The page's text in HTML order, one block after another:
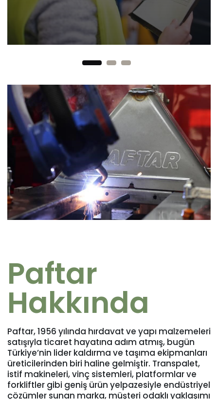
Paftar
Hakkında
Paftar, 1956 yılında hırdavat ve yapı malzemeleri
satışıyla ticaret hayatına adım atmış, bugün
Türkiye’nin lider kaldırma ve taşıma ekipmanları
üreticilerinden biri haline gelmiştir. Transpalet,
istif makineleri, vinç sistemleri, platformlar ve
forkliftler gibi geniş ürün yelpazesiyle endüstriyel
çözümler sunan marka, müşteri odaklı yaklaşımı